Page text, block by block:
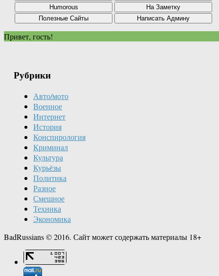
Привет, гость!
Рубрики
Авто/мото
Военное
Интернет
История
Конспирология
Криминал
Культура
Курьёзы
Политика
Разное
Смешное
Техника
Экономика
BadRussians © 2016. Сайт может содержать материалы 18+